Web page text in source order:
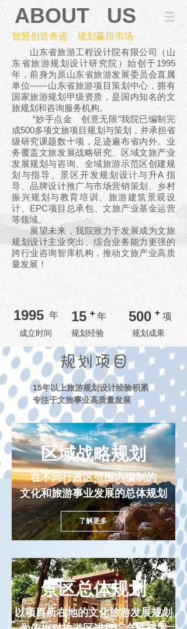
规划成果
项
500
规划经验
成立时间
15 年
年
1995
智慧创造奇迹 规划赢得市场
山东省旅游工程设计院有限公司（山
东省旅游规划设计研究院）始创于1995
年，前身为原山东省旅游发展委员会直属
单位——山东省旅游项目策划中心，拥有
国家旅游规划甲级资质，是国内知名的文
旅规划和咨询服务机构。
“妙手点金 创意无限”我院已编制完
成500多项文旅项目规划与策划，并承担省
级研究课题数十项，足迹遍布省内外。业
务覆盖文旅发展战略研究、区域文旅产业
发展规划与咨询、全域旅游示范区创建规
划与指导、景区开发规划设计与升A 指
导、品牌设计推广与市场营销策划、乡村
振兴规划与教育培训、旅游建筑景观设
计、EPC项目总承包、文旅产业基金运营
等领域。
展望未来，我院致力于发展成为文旅
规划设计主业突出、综合业务能力更强的
跨行业咨询智库机构，推动文旅产业高质
量发展！
ABOUT US
＋
＋
15年以上旅游规划设计经验积累
专注于文旅事业高质量发展
区域战略规划
了解更多
在不同行政区范围内编制的
文化和旅游事业发展的总体规划
以项目所在地的文化旅游发展规划
景区总体规划